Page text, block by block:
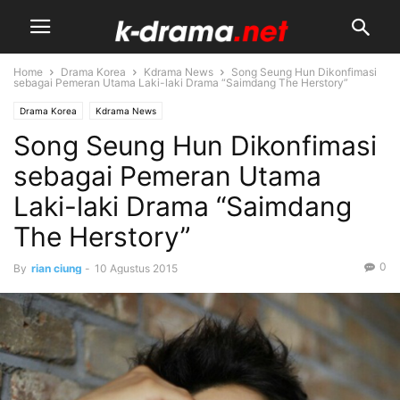
Home Drama Korea Kdrama News
Song Seung Hun Dikonfimasi
sebagai Pemeran Utama Laki-laki Drama “Saimdang The Herstory”
Drama Korea Kdrama News
Song Seung Hun Dikonfimasi
sebagai Pemeran Utama
Laki-laki Drama “Saimdang
The Herstory”
By rian ciung - 10 Agustus 2015 0